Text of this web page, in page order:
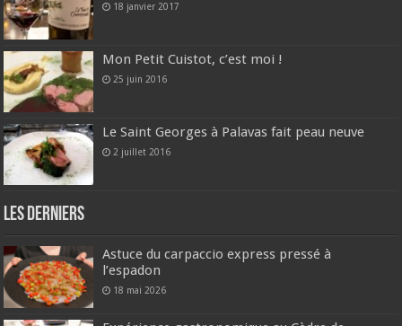
18 janvier 2017
Mon Petit Cuistot, c’est moi !
25 juin 2016
Le Saint Georges à Palavas fait peau neuve
2 juillet 2016
Les derniers
Astuce du carpaccio express pressé à
l’espadon
18 mai 2026